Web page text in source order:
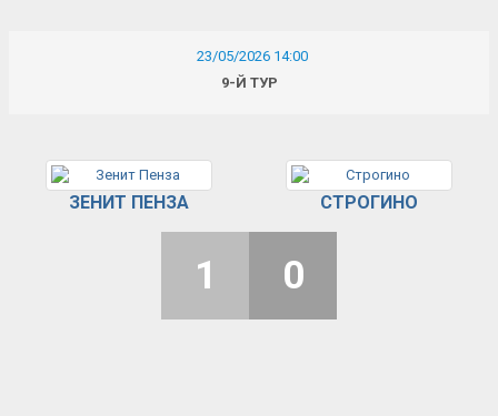
23/05/2026 14:00
9-Й ТУР
ЗЕНИТ ПЕНЗА СТРОГИНО
1 0